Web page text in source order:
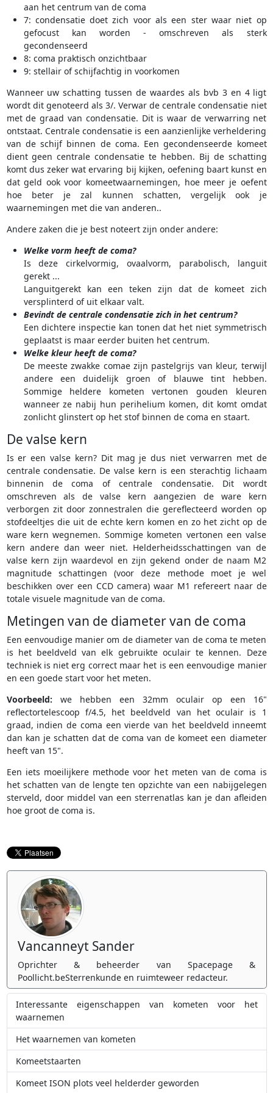
aan het centrum van de coma
7: condensatie doet zich voor als een ster waar niet op
gefocust kan worden - omschreven als sterk
gecondenseerd
8: coma praktisch onzichtbaar
9: stellair of schijfachtig in voorkomen
Wanneer uw schatting tussen de waardes als bvb 3 en 4 ligt
wordt dit genoteerd als 3/. Verwar de centrale condensatie niet
met de graad van condensatie. Dit is waar de verwarring net
ontstaat. Centrale condensatie is een aanzienlijke verheldering
van de schijf binnen de coma. Een gecondenseerde komeet
dient geen centrale condensatie te hebben. Bij de schatting
komt dus zeker wat ervaring bij kijken, oefening baart kunst en
dat geld ook voor komeetwaarnemingen, hoe meer je oefent
hoe beter je zal kunnen schatten, vergelijk ook je
waarnemingen met die van anderen..
Andere zaken die je best noteert zijn onder andere:
Welke vorm heeft de coma?
Is deze cirkelvormig, ovaalvorm, parabolisch, languit
gerekt ...
Languitgerekt kan een teken zijn dat de komeet zich
versplinterd of uit elkaar valt.
Bevindt de centrale condensatie zich in het centrum?
Een dichtere inspectie kan tonen dat het niet symmetrisch
geplaatst is maar eerder buiten het centrum.
Welke kleur heeft de coma?
De meeste zwakke comae zijn pastelgrijs van kleur, terwijl
andere een duidelijk groen of blauwe tint hebben.
Sommige heldere kometen vertonen gouden kleuren
wanneer ze nabij hun perihelium komen, dit komt omdat
zonlicht glinstert op het stof binnen de coma en staart.
De valse kern
Is er een valse kern? Dit mag je dus niet verwarren met de
centrale condensatie. De valse kern is een sterachtig lichaam
binnenin de coma of centrale condensatie. Dit wordt
omschreven als de valse kern aangezien de ware kern
verborgen zit door zonnestralen die gereflecteerd worden op
stofdeeltjes die uit de echte kern komen en zo het zicht op de
ware kern wegnemen. Sommige kometen vertonen een valse
kern andere dan weer niet. Helderheidsschattingen van de
valse kern zijn waardevol en zijn gekend onder de naam M2
magnitude schattingen (voor deze methode moet je wel
beschikken over een CCD camera) waar M1 refereert naar de
totale visuele magnitude van de coma.
Metingen van de diameter van de coma
Een eenvoudige manier om de diameter van de coma te meten
is het beeldveld van elk gebruikte oculair te kennen. Deze
techniek is niet erg correct maar het is een eenvoudige manier
en een goede start voor het meten.
Voorbeeld: we hebben een 32mm oculair op een 16"
reflectortelescoop f/4.5, het beeldveld van het oculair is 1
graad, indien de coma een vierde van het beeldveld inneemt
dan kan je schatten dat de coma van de komeet een diameter
heeft van 15".
Een iets moeilijkere methode voor het meten van de coma is
het schatten van de lengte ten opzichte van een nabijgelegen
sterveld, door middel van een sterrenatlas kan je dan afleiden
hoe groot de coma is.
Vancanneyt Sander
Oprichter & beheerder van Spacepage &
Poollicht.beSterrenkunde en ruimteweer redacteur.
Interessante eigenschappen van kometen voor het
waarnemen
Het waarnemen van kometen
Komeetstaarten
Komeet ISON plots veel helderder geworden